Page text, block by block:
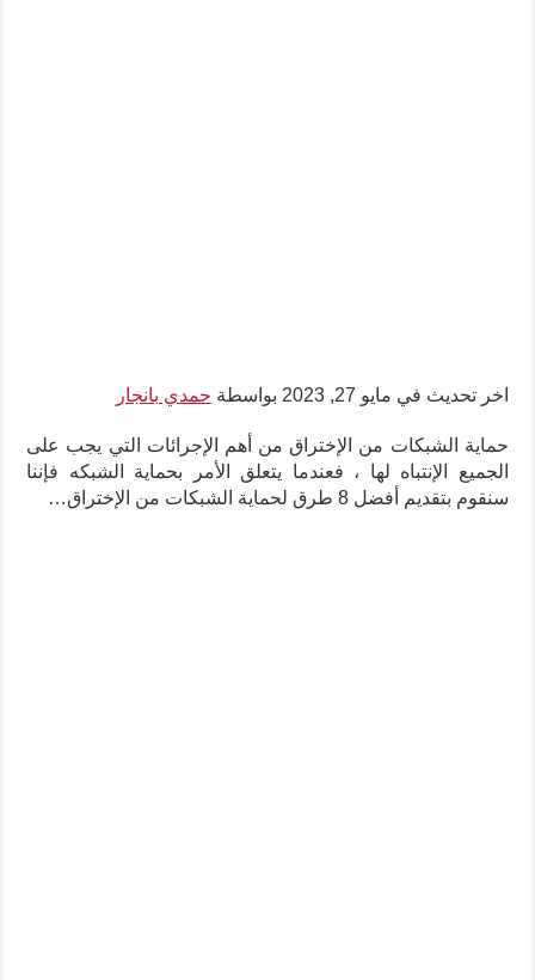
اخر تحديث في مايو 27, 2023 بواسطة حمدي بانجار
حماية الشبكات من الإختراق من أهم الإجرائات التي يجب على
الجميع الإنتباه لها ، فعندما يتعلق الأمر بحماية الشبكه فإننا
سنقوم بتقديم أفضل 8 طرق لحماية الشبكات من الإختراق…